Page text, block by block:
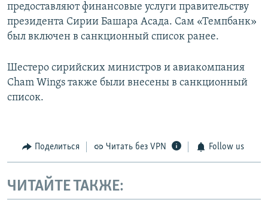
предоставляют финансовые услуги правительству
президента Сирии Башара Асада. Сам «Темпбанк»
был включен в санкционный список ранее.
Шестеро сирийских министров и авиакомпания
Cham Wings также были внесены в санкционный
список.
Поделиться Читать без VPN Follow us
ЧИТАЙТЕ ТАКЖЕ: